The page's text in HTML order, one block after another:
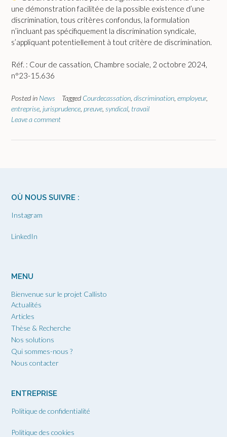
une démonstration facilitée de la possible existence d’une
discrimination, tous critères confondus, la formulation
n’incluant pas spécifiquement la discrimination syndicale,
s’appliquant potentiellement à tout critère de discrimination.
Réf. : Cour de cassation, Chambre sociale, 2 octobre 2024,
n°23-15.636
Posted in News Tagged Courdecassation discrimination employeur,
entreprise jurisprudence preuve syndical travail
Leave a comment
OÙ NOUS SUIVRE :
Instagram
LinkedIn
MENU
Bienvenue sur le projet Callisto
Actualités
Articles
Thèse & Recherche
Nos solutions
Qui sommes-nous ?
Nous contacter
ENTREPRISE
Politique de confidentialité
Politique des cookies